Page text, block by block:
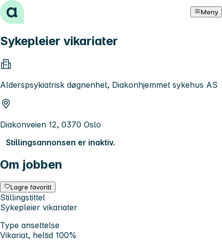
Hopp til innhold Meny
Sykepleier vikariater
Alderspsykiatrisk døgnenhet, Diakonhjemmet sykehus AS
Diakonveien 12, 0370 Oslo
Stillingsannonsen er inaktiv.
Om jobben
Lagre favoritt
Stillingstittel
Sykepleier vikariater
Type ansettelse
Vikariat, heltid 100%